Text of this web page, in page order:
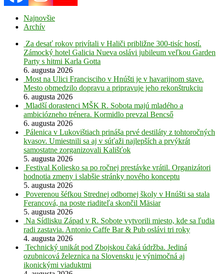
Najnovšie
Archív
Za desať rokov privítali v Haliči približne 300-tisíc hostí.
Zámocký hotel Galicia Nueva oslávi jubileum veľkou Garden
Party s hitmi Karla Gotta
6. augusta 2026
Most na Ulici Francisciho v Hnúšti je v havarijnom stave.
Mesto obmedzilo dopravu a pripravuje jeho rekonštrukciu
6. augusta 2026
Mladší dorastenci MŠK R. Sobota majú mladého a
ambiciózneho trénera. Kormidlo prevzal Bencső
6. augusta 2026
Pálenica v Lukovištiach prináša prvé destiláty z tohtoročných
kvasov. Umiestnili sa aj v súťaži najlepších a prvýkrát
samostatne zorganizovali Kališťok
5. augusta 2026
Festival Koliesko sa po ročnej prestávke vrátil. Organizátori
hodnotia zmeny i slabšie stránky nového konceptu
5. augusta 2026
Poverenou šéfkou Strednej odbornej školy v Hnúšti sa stala
Ferancová, na poste riaditeľa skončil Mäsiar
5. augusta 2026
Na Sídlisku Západ v R. Sobote vytvorili miesto, kde sa ľudia
radi zastavia. Antonio Caffe Bar & Pub oslávi tri roky
4. augusta 2026
Technický unikát pod Zbojskou čaká údržba. Jediná
ozubnicová železnica na Slovensku je výnimočná aj
ikonickými viaduktmi